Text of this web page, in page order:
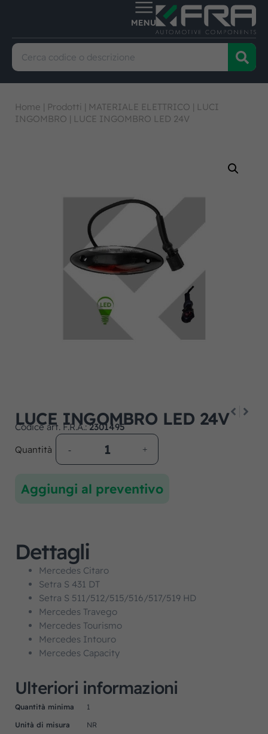
Home | Prodotti | MATERIALE ELETTRICO | LUCI
INGOMBRO | LUCE INGOMBRO LED 24V
LUCE INGOMBRO LED 24V
Codice art. F.R.A.:2301495
Quantità
Aggiungi al preventivo
Dettagli
Mercedes Citaro
Setra S 431 DT
Setra S 511/512/515/516/517/519 HD
Mercedes Travego
Mercedes Tourismo
Mercedes Intouro
Mercedes Capacity
Ulteriori informazioni
Quantità minima
1
Unità di misura
NR